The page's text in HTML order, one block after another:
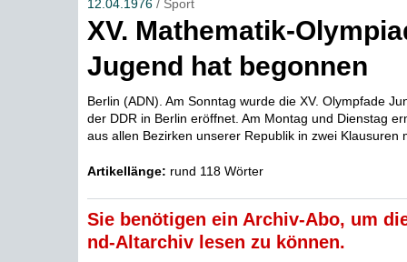
12.04.1976/ Sport
XV. Mathematik-
Jugend hat begonnen
Berlin (ADN). Am Sonntag wurde die XV. Olympfade
der DDR in Berlin eröffnet. Am Montag und Dienstag
aus allen Bezirken unserer Republik in zwei Klausuren
Artikellänge: rund 118 Wörter
Sie benötigen ein Archiv-Abo, um
nd-Altarchiv lesen zu können.